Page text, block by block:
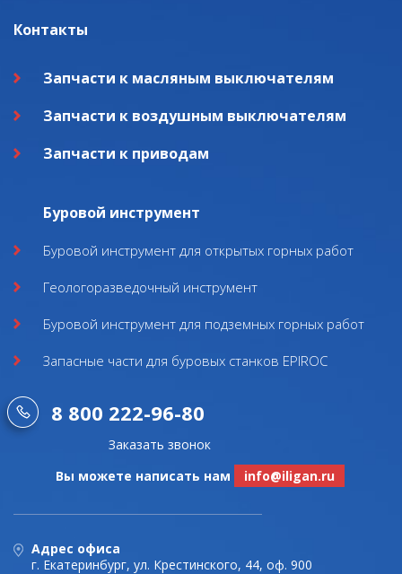
Контакты
Запчасти к масляным выключателям
Запчасти к воздушным выключателям
Запчасти к приводам
Буровой инструмент
Буровой инструмент для открытых горных работ
Геологоразведочный инструмент
Буровой инструмент для подземных горных работ
Запасные части для буровых станков EPIROC
8 800 222-96-80
Заказать звонок
Вы можете написать нам
info@iligan.ru
Адрес офиса
г. Екатеринбург, ул. Крестинского, 44, оф. 900